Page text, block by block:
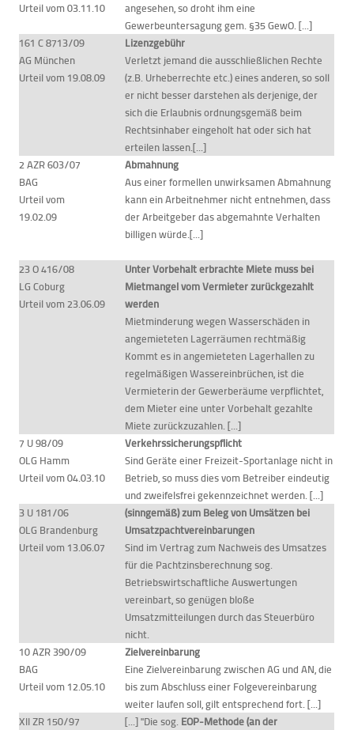
Urteil vom 03.11.10
angesehen, so droht ihm eine
Gewerbeuntersagung gem. §35 GewO. [...]
161 C 8713/09
AG München
Urteil vom 19.08.09
Lizenzgebühr
Verletzt jemand die ausschließlichen Rechte
(z.B. Urheberrechte etc.) eines anderen, so soll
er nicht besser darstehen als derjenige, der
sich die Erlaubnis ordnungsgemäß beim
Rechtsinhaber eingeholt hat oder sich hat
erteilen lassen.[...]
2 AZR 603/07
BAG
Urteil vom
19.02.09
Abmahnung
Aus einer formellen unwirksamen Abmahnung
kann ein Arbeitnehmer nicht entnehmen, dass
der Arbeitgeber das abgemahnte Verhalten
billigen würde.[...]
23 O 416/08
LG Coburg
Urteil vom 23.06.09
Unter Vorbehalt erbrachte Miete muss bei
Mietmangel vom Vermieter zurückgezahlt
werden
Mietminderung wegen Wasserschäden in
angemieteten Lagerräumen rechtmäßig
Kommt es in angemieteten Lagerhallen zu
regelmäßigen Wassereinbrüchen, ist die
Vermieterin der Gewerberäume verpflichtet,
dem Mieter eine unter Vorbehalt gezahlte
Miete zurückzuzahlen. [...]
7 U 98/09
OLG Hamm
Urteil vom 04.03.10
Verkehrssicherungspflicht
Sind Geräte einer Freizeit-Sportanlage nicht in
Betrieb, so muss dies vom Betreiber eindeutig
und zweifelsfrei gekennzeichnet werden. [...]
3 U 181/06
OLG Brandenburg
Urteil vom 13.06.07
(sinngemäß) zum Beleg von Umsätzen bei
Umsatzpachtvereinbarungen
Sind im Vertrag zum Nachweis des Umsatzes
für die Pachtzinsberechnung sog.
Betriebswirtschaftliche Auswertungen
vereinbart, so genügen bloße
Umsatzmitteilungen durch das Steuerbüro
nicht.
10 AZR 390/09
BAG
Urteil vom 12.05.10
Zielvereinbarung
Eine Zielvereinbarung zwischen AG und AN, die
bis zum Abschluss einer Folgevereinbarung
weiter laufen soll, gilt entsprechend fort. [...]
XII ZR 150/97
[...] "Die sog. EOP-Methode (an der